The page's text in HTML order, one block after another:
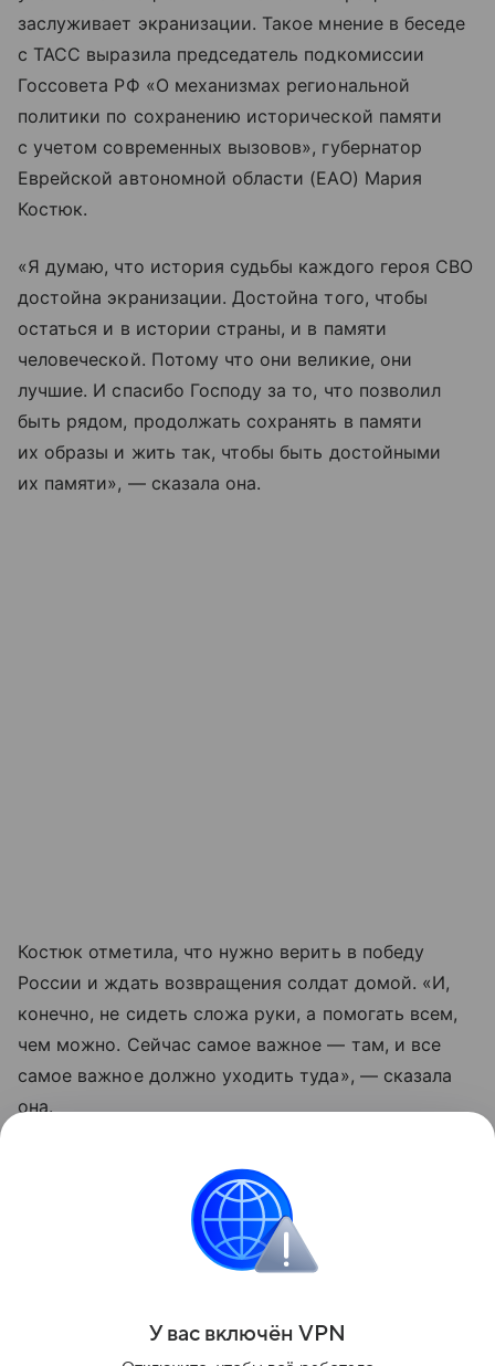
заслуживает экранизации. Такое мнение в беседе
с ТАСС выразила председатель подкомиссии
Госсовета РФ «О механизмах региональной
политики по сохранению исторической памяти
с учетом современных вызовов», губернатор
Еврейской автономной области (ЕАО) Мария
Костюк.
«Я думаю, что история судьбы каждого героя СВО
достойна экранизации. Достойна того, чтобы
остаться и в истории страны, и в памяти
человеческой. Потому что они великие, они
лучшие. И спасибо Господу за то, что позволил
быть рядом, продолжать сохранять в памяти
их образы и жить так, чтобы быть достойными
их памяти», — сказала она.
Костюк отметила, что нужно верить в победу
России и ждать возвращения солдат домой. «И,
конечно, не сидеть сложа руки, а помогать всем,
чем можно. Сейчас самое важное — там, и все
самое важное должно уходить туда», — сказала
она.
Сын Марии Костюк Андрей Ковтун (род. 1996),
старший лейтенант, погиб в августе 2022 года
в зоне проведения СВО. Ему было посмертно
присвоено звание Героя Российской Федерации.
Поделиться
У вас включён VPN